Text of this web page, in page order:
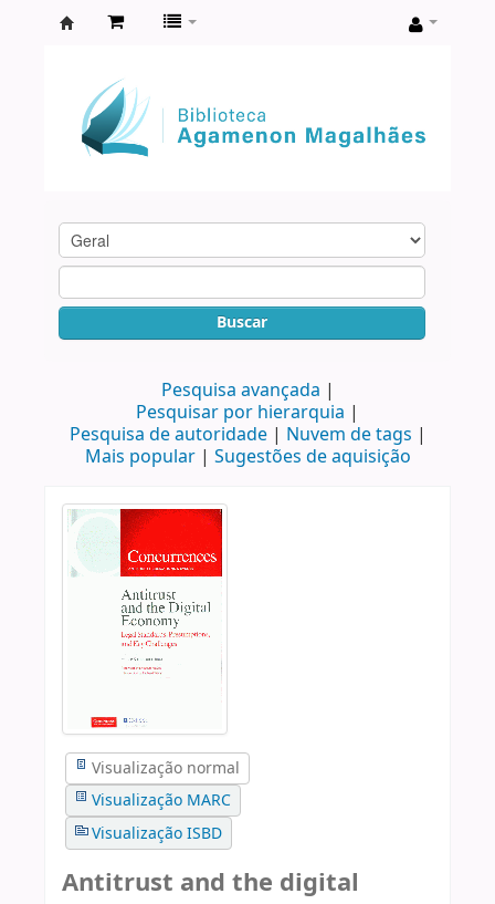
Agamenon
Magalhães
Buscar
Pesquisa avançada
Pesquisar por hierarquia
Pesquisa de autoridade
Nuvem de tags
Mais popular
Sugestões de aquisição
Visualização normal
Visualização MARC
Visualização ISBD
Antitrust and the digital